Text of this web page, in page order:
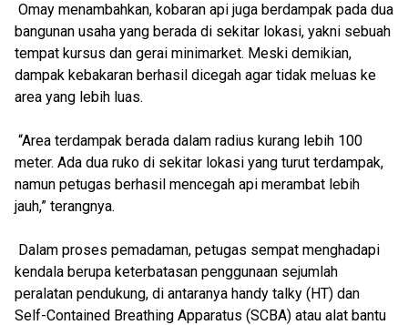
Omay menambahkan, kobaran api juga berdampak pada dua
bangunan usaha yang berada di sekitar lokasi, yakni sebuah
tempat kursus dan gerai minimarket. Meski demikian,
dampak kebakaran berhasil dicegah agar tidak meluas ke
area yang lebih luas.
“Area terdampak berada dalam radius kurang lebih 100
meter. Ada dua ruko di sekitar lokasi yang turut terdampak,
namun petugas berhasil mencegah api merambat lebih
jauh,” terangnya.
Dalam proses pemadaman, petugas sempat menghadapi
kendala berupa keterbatasan penggunaan sejumlah
peralatan pendukung, di antaranya handy talky (HT) dan
Self-Contained Breathing Apparatus (SCBA) atau alat bantu